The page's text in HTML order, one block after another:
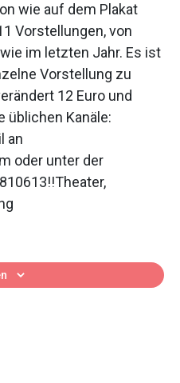
wie auf dem Plakat
Vorstellungen, von
im letzten Jahr. Es ist
Vorstellung zu
12 Euro und
üblichen Kanäle:
an
oder unter der